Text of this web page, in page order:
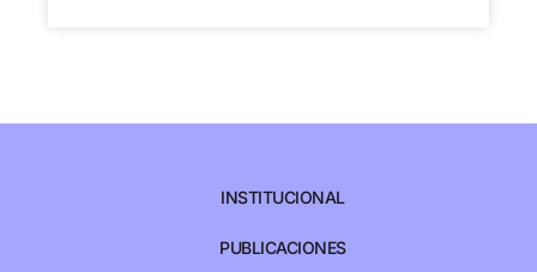
INSTITUCIONAL
PUBLICACIONES